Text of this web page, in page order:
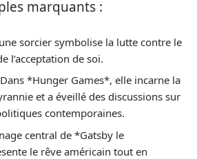
marquants :
sorcier symbolise la lutte contre le
l’acceptation de soi.
*Hunger Games*, elle incarne la
et a éveillé des discussions sur
contemporaines.
central de *Gatsby le
le rêve américain tout en